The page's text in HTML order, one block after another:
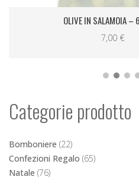
OLIVE IN SALAMOIA –
7,00 €
Categorie prodotto
Bomboniere (22)
Confezioni Regalo (65)
Natale (76)